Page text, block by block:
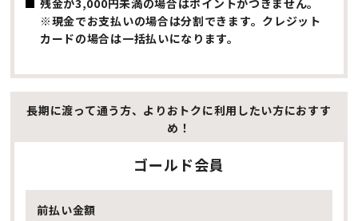
※現金でお支払いの場合は分割できます。クレジット
カードの場合は一括払いになります。
長期に渡って通う方、よりおトクに利用したい方におすす
め！
ゴールド会員
前払い金額